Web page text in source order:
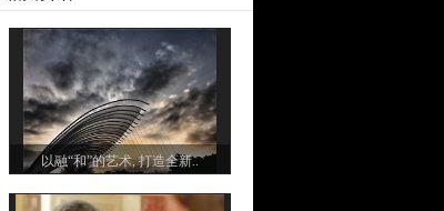
以融“和”的艺术, 打造全新..